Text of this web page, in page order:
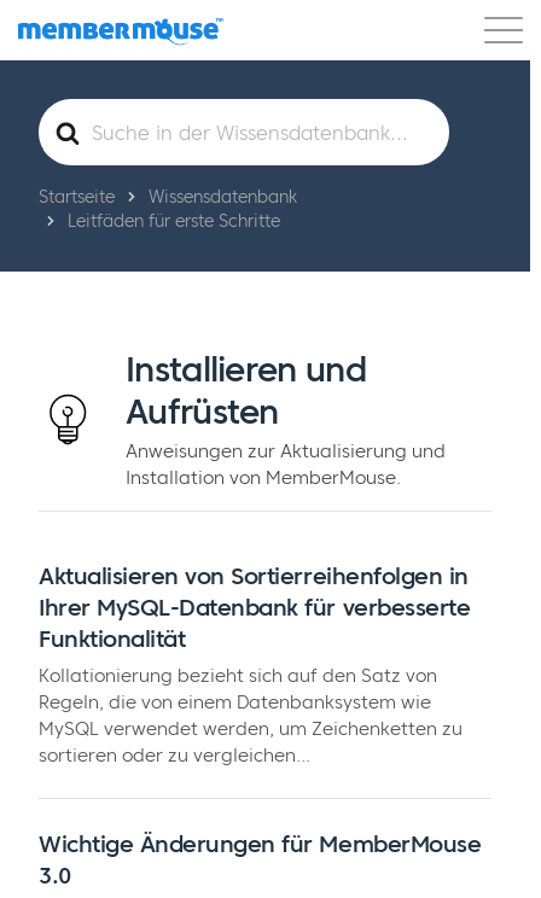
Eigenschaften Kunden Preisgestaltung
Los geht's
Suche
nach
Startseite
Wissensdatenbank
Leitfäden für erste Schritte
Installieren und
Aufrüsten
Anweisungen zur Aktualisierung und
Installation von MemberMouse.
Aktualisieren von Sortierreihenfolgen in
Ihrer MySQL-Datenbank für verbesserte
Funktionalität
Kollationierung bezieht sich auf den Satz von
Regeln, die von einem Datenbanksystem wie
MySQL verwendet werden, um Zeichenketten zu
sortieren oder zu vergleichen...
Wichtige Änderungen für MemberMouse
3.0